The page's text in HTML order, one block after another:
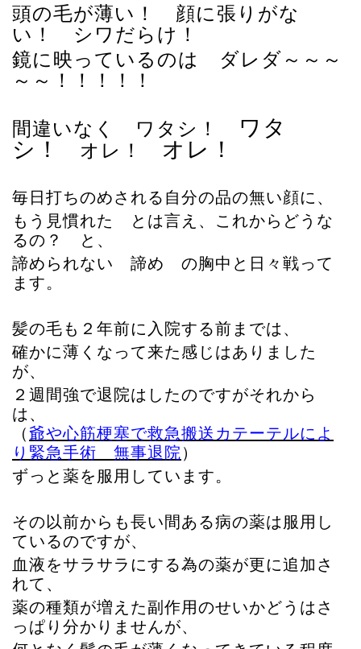
頭の毛が薄い！ 顔に張りがな
い！ シワだらけ！
鏡に映っているのは ダレダ～～～
～～！！！！！
間違いなく ワタシ！ ワタ
シ！ オレ！ オレ！
毎日打ちのめされる自分の品の無い顔に、
もう見慣れた とは言え、これからどうな
るの？ と、
諦められない 諦め の胸中と日々戦って
ます。
髪の毛も２年前に入院する前までは、
確かに薄くなって来た感じはありました
が、
２週間強で退院はしたのですがそれから
は、
（爺や心筋梗塞で救急搬送カテーテルによ
り緊急手術 無事退院）
ずっと薬を服用しています。
その以前からも長い間ある病の薬は服用し
ているのですが、
血液をサラサラにする為の薬が更に追加さ
れて、
薬の種類が増えた副作用のせいかどうはさ
っぱり分かりませんが、